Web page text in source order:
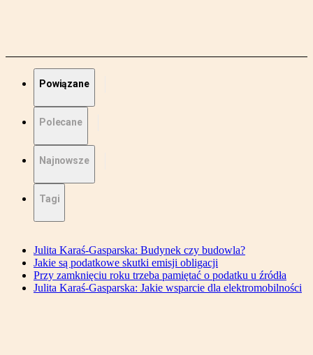
Powiązane
Polecane
Najnowsze
Tagi
Julita Karaś-Gasparska: Budynek czy budowla?
Jakie są podatkowe skutki emisji obligacji
Przy zamknięciu roku trzeba pamiętać o podatku u źródła
Julita Karaś-Gasparska: Jakie wsparcie dla elektromobilności